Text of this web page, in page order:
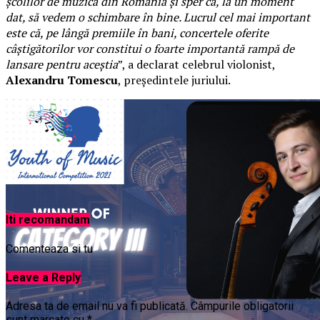
dat, să vedem o schimbare în bine. Lucrul cel mai important
este că, pe lângă premiile în bani, concertele oferite
câștigătorilor vor constitui o foarte importantă rampă de
lansare pentru aceștia”, a declarat celebrul violonist,
Alexandru Tomescu, președintele juriului.
Iti recomandam
Comenteaza si tu
Leave a Reply
Adresa ta de email nu va fi publicată. Câmpurile obligatorii